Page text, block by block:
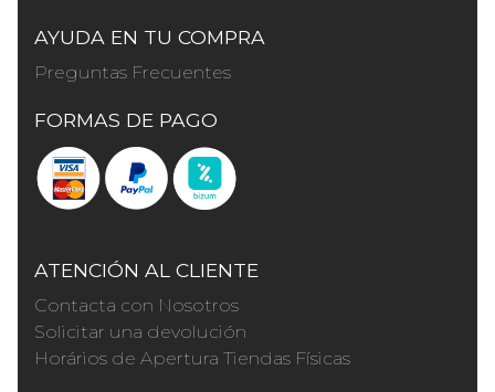
AYUDA EN TU COMPRA
Preguntas Frecuentes
FORMAS DE PAGO
ATENCIÓN AL CLIENTE
Contacta con Nosotros
Solicitar una devolución
Horários de Apertura Tiendas Físicas